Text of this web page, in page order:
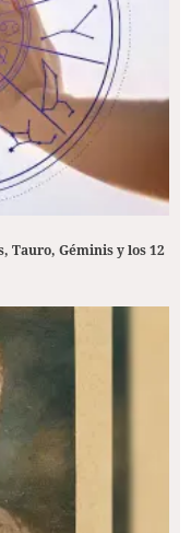
Tauro, Géminis y los 12